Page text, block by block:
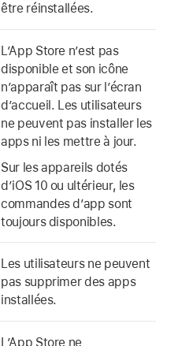
être réinstallées.
L’App Store n’est pas
disponible et son icône
n’apparaît pas sur l’écran
d’accueil. Les utilisateurs
ne peuvent pas installer les
apps ni les mettre à jour.
Sur les appareils dotés
d’iOS 10 ou ultérieur, les
commandes d’app sont
toujours disponibles.
Les utilisateurs ne peuvent
pas supprimer des apps
installées.
L’App Store ne